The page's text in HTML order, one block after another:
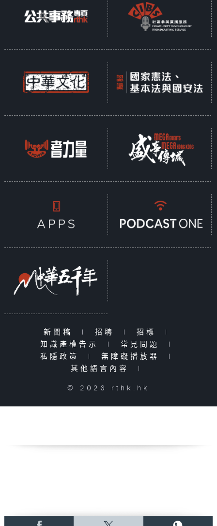
新聞稿 | 招聘 | 招標
|
知識產權告示
| 常見問題
|
私隱政策
| 無障礙播放器
|
其他語言內容
|
© 2026 rthk.hk